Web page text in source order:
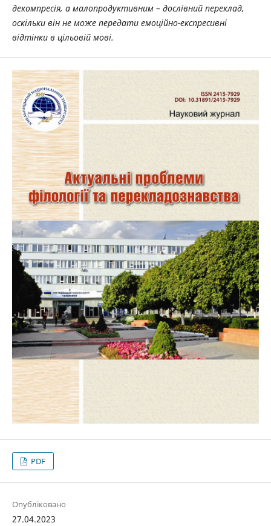
декомпресія, а малопродуктивним – дослівний переклад,
оскільки він не може передати емоційно-експресивні
відтінки в цільовій мові.
PDF
Опубліковано
27.04.2023